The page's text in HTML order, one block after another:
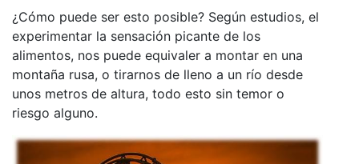
¿Cómo puede ser esto posible? Según estudios, el
experimentar la sensación picante de los
alimentos, nos puede equivaler a montar en una
montaña rusa, o tirarnos de lleno a un río desde
unos metros de altura, todo esto sin temor o
riesgo alguno.